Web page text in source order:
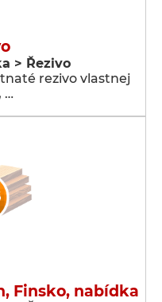
> Řezivo
rezivo vlastnej
…
Finsko, nabídka